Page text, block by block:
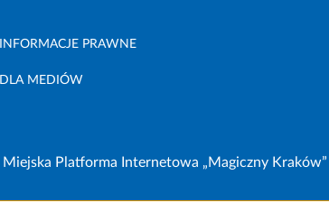
INFORMACJE PRAWNE
DLA MEDIÓW
Miejska Platforma Internetowa „Magiczny Kraków”